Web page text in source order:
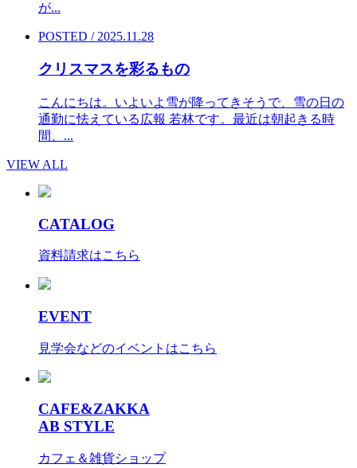
が...
POSTED / 2025.11.28
クリスマスを彩るもの
こんにちは。いよいよ雪が降ってきそうで、雪の日の
通勤に怯えている広報 若林です。最近は朝起きる時
間、...
VIEW ALL
CATALOG
資料請求はこちら
EVENT
見学会などのイベントはこちら
CAFE&ZAKKA
AB STYLE
カフェ＆雑貨ショップ